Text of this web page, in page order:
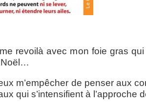
revoilà avec mon foie gras
Noël…
m’empêcher de penser aux
qui s’intensifient à l’approche